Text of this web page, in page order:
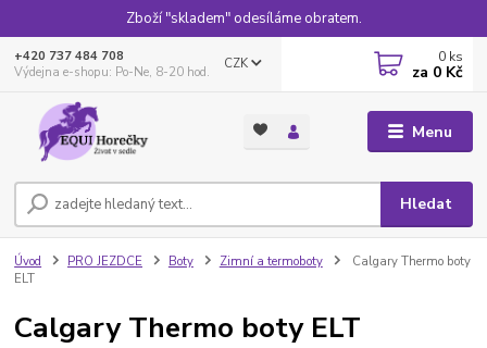
Zboží "skladem" odesíláme obratem.
Menu
CZK
Hledat
+420 737 484 708
Výdejna e-shopu: Po-Ne, 8-20 hod.
0 ks
za 0 Kč
Úvod PRO JEZDCE Boty Zimní a termoboty
Calgary Thermo boty
ELT
Calgary Thermo boty ELT